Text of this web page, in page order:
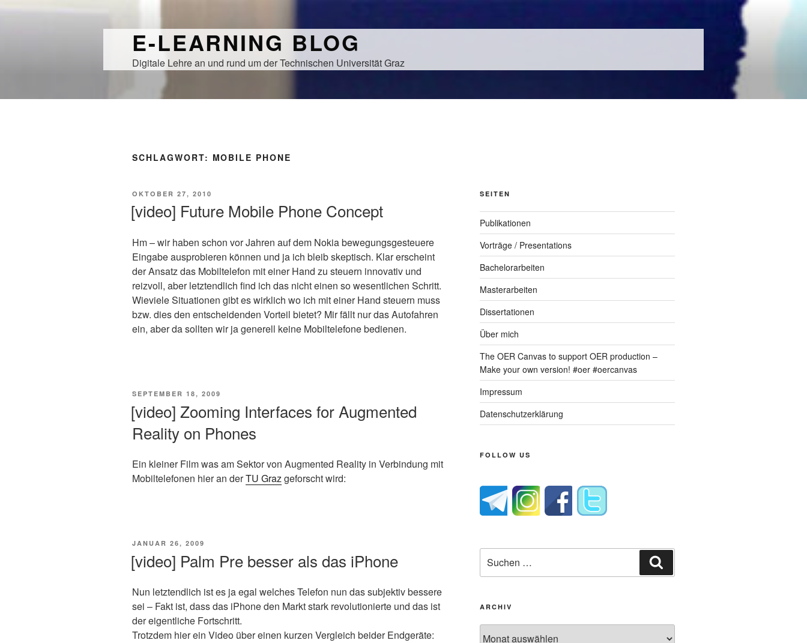
E-LEARNING BLOG
Digitale Lehre an und rund um der Technischen Universität Graz
SCHLAGWORT: MOBILE PHONE
VERÖFFENTLICHT
OKTOBER 27, 2010
[video] Future Mobile Phone Concept
Hm – wir haben schon vor Jahren auf dem Nokia bewegungsgesteuere
Eingabe ausprobieren können und ja ich bleib skeptisch. Klar erscheint
der Ansatz das Mobiltelefon mit einer Hand zu steuern innovativ und
reizvoll, aber letztendlich find ich das nicht einen so wesentlichen Schritt.
Wieviele Situationen gibt es wirklich wo ich mit einer Hand steuern muss
bzw. dies den entscheidenden Vorteil bietet? Mir fällt nur das Autofahren
ein, aber da sollten wir ja generell keine Mobiltelefone bedienen.
VERÖFFENTLICHT
SEPTEMBER 18, 2009
[video] Zooming Interfaces for Augmented
Reality on Phones
Ein kleiner Film was am Sektor von Augmented Reality in Verbindung mit
Mobiltelefonen hier an derTU Grazgeforscht wird:
VERÖFFENTLICHT
JANUAR 26, 2009
[video] Palm Pre besser als das iPhone
Nun letztendlich ist es ja egal welches Telefon nun das subjektiv bessere
sei – Fakt ist, dass das iPhone den Markt stark revolutionierte und das ist
der eigentliche Fortschritt.
Trotzdem hier ein Video über einen kurzen Vergleich beider Endgeräte:
SEITEN
Publikationen
Vorträge / Presentations
Bachelorarbeiten
Masterarbeiten
Dissertationen
Über mich
The OER Canvas to support OER production –
Make your own version! #oer #oercanvas
Impressum
Datenschutzerklärung
FOLLOW US
nach:
ARCHIV